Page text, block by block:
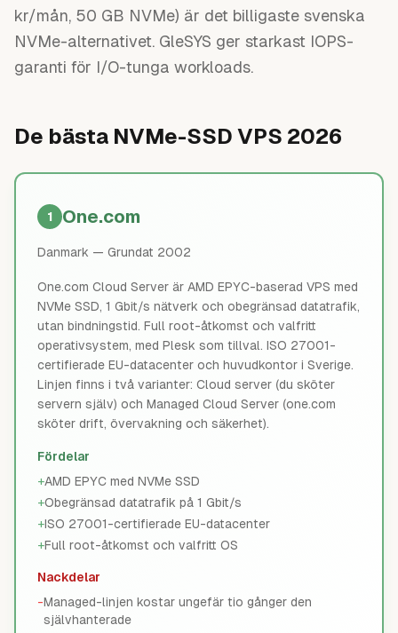
kr/mån, 50 GB NVMe) är det billigaste svenska
NVMe-alternativet. GleSYS ger starkast IOPS-
garanti för I/O-tunga workloads.
De bästa NVMe-SSD VPS 2026
1 One.com
Danmark — Grundat 2002
One.com Cloud Server är AMD EPYC-baserad VPS med
NVMe SSD, 1 Gbit/s nätverk och obegränsad datatrafik,
utan bindningstid. Full root-åtkomst och valfritt
operativsystem, med Plesk som tillval. ISO 27001-
certifierade EU-datacenter och huvudkontor i Sverige.
Linjen finns i två varianter: Cloud server (du sköter
servern själv) och Managed Cloud Server (one.com
sköter drift, övervakning och säkerhet).
Fördelar
+AMD EPYC med NVMe SSD
+Obegränsad datatrafik på 1 Gbit/s
+ISO 27001-certifierade EU-datacenter
+Full root-åtkomst och valfritt OS
Nackdelar
-Managed-linjen kostar ungefär tio gånger den
självhanterade